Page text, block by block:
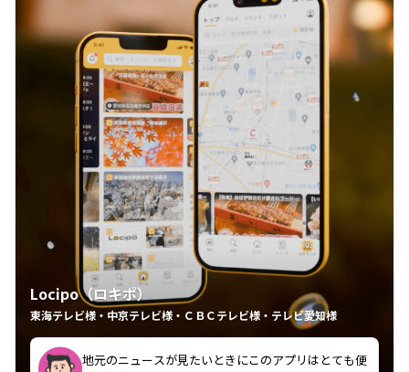
Locipo（ロキポ）
東海テレビ様・中京テレビ様・ＣＢＣテレビ様・テレビ愛知様
れるの嬉しいポイント
いつも利用させていただいております！